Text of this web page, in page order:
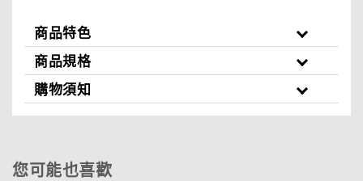
商品特色
商品規格
購物須知
您可能也喜歡